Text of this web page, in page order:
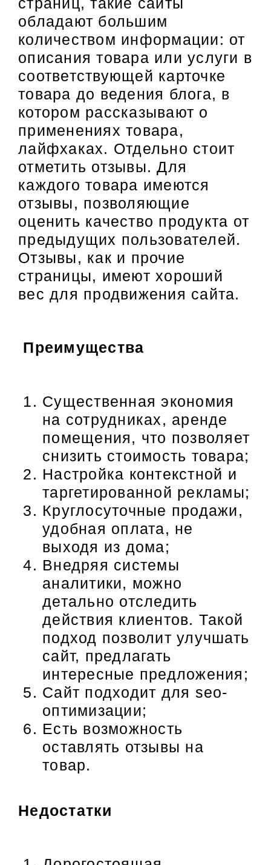
обладают большим
количеством информации: от
описания товара или услуги в
соответствующей карточке
товара до ведения блога, в
котором рассказывают о
применениях товара,
лайфхаках. Отдельно стоит
отметить отзывы. Для
каждого товара имеются
отзывы, позволяющие
оценить качество продукта от
предыдущих пользователей.
Отзывы, как и прочие
страницы, имеют хороший
вес для продвижения сайта.
Преимущества
Существенная экономия
на сотрудниках, аренде
помещения, что позволяет
снизить стоимость товара;
Настройка контекстной и
таргетированной рекламы;
Круглосуточные продажи,
удобная оплата, не
выходя из дома;
Внедряя системы
аналитики, можно
детально отследить
действия клиентов. Такой
подход позволит улучшать
сайт, предлагать
интересные предложения;
Сайт подходит для seo-
оптимизации;
Есть возможность
оставлять отзывы на
товар.
Недостатки